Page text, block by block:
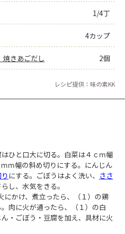
1/4丁
4カップ
焼きあごだし 2個
レシピ提供：味の素KK
ひと口大に切る。白菜は４ｃｍ幅
ｍ幅の斜め切りにする。にんじん
にする。ごぼうはよく洗い、 ささ
し、水気をきる。
にかけ、煮立ったら、（１）の鶏
肉に火が通ったら、（１）の白
・ごぼう・豆腐を加え、具材に火